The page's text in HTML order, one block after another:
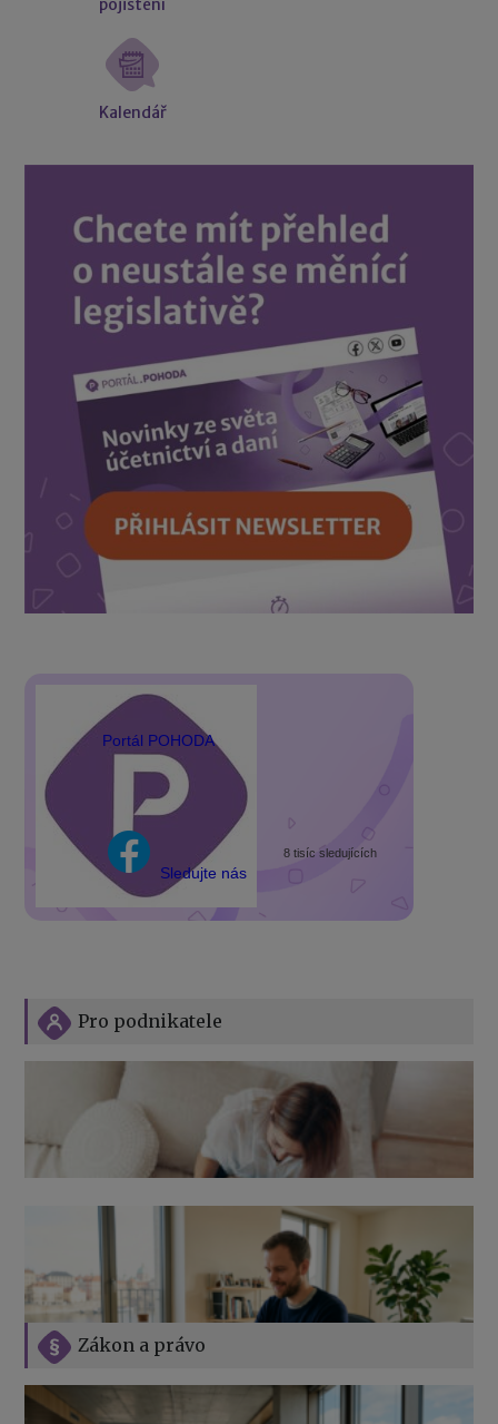
pojištění
Kalendář
Portál POHODA
Sledujte nás
8 tisíc sledujících
Zákon a právo
Pro podnikatele
Jak na podnikání při rodičovské dovolené